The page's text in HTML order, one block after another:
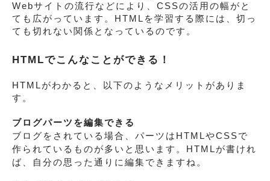
Webサイトの流行などにより、CSSの活用の幅がと
ても広がっています。HTMLを学習する際には、切っ
ても切れない関係となっているのです。
HTMLでこんなことができる！
HTMLがわかると、以下のようなメリットがありま
す。
ブログパーツを編集できる
ブログをされている場合、パーツはHTMLやCSSで
作られているものが多いと思います。HTMLが書けれ
ば、自分の思った通りに編集できますね。